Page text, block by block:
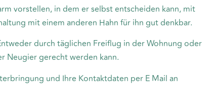
vorstellen, in dem er selbst entscheiden kann, mit
mit einem anderen Hahn für ihn gut denkbar.
durch täglichen Freiflug in der Wohnung oder
Neugier gerecht werden kann.
und Ihre Kontaktdaten per E Mail an